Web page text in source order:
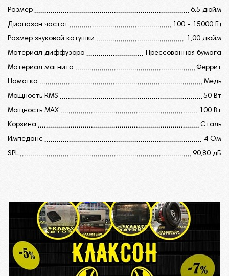
Размер
6.5 дюйм
Диапазон частот
100 - 15000 Гц
Размер звуковой катушки
1,00 дюйм
Материал диффузора
Прессованная бумага
Материал магнита
Феррит
Намотка
Медь
Мощность RMS
50 Вт
Мощность MAX
100 Вт
Корзина
Сталь
Импеданс
4 Ом
SPL
90,80 дБ